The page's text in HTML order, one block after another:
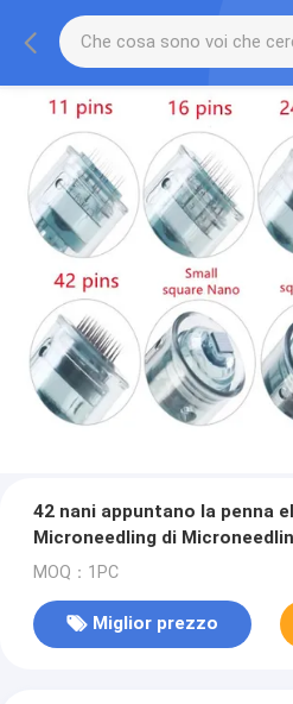
42 nani appuntano la penna
Microneedling di
professionale dei dispositivi
MOQ：1PC
Miglior prezzo